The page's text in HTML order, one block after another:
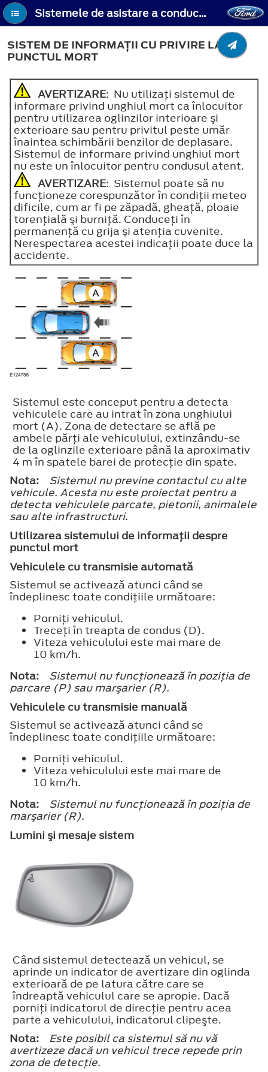
Sistemele de asistare a conducerii - Sistem de informaţii cu privire la punctul mort
SISTEM DE INFORMAŢII CU PRIVIRE LA
PUNCTUL MORT
AVERTIZARE: Nu utilizaţi sistemul de
informare privind unghiul mort ca înlocuitor
pentru utilizarea oglinzilor interioare şi
exterioare sau pentru privitul peste umăr
înaintea schimbării benzilor de deplasare.
Sistemul de informare privind unghiul mort
nu este un înlocuitor pentru condusul atent.
AVERTIZARE: Sistemul poate să nu
funcţioneze corespunzător în condiţii meteo
dificile, cum ar fi pe zăpadă, gheaţă, ploaie
torenţială şi burniţă. Conduceţi în
permanenţă cu grija şi atenţia cuvenite.
Nerespectarea acestei indicaţii poate duce la
accidente.
Sistemul este conceput pentru a detecta
vehiculele care au intrat în zona unghiului
mort (A). Zona de detectare se află pe
ambele părţi ale vehiculului, extinzându-se
de la oglinzile exterioare până la aproximativ
4 m în spatele barei de protecţie din spate.
Nota:
Sistemul nu previne contactul cu alte
vehicule. Acesta nu este proiectat pentru a
detecta vehiculele parcate, pietonii, animalele
sau alte infrastructuri.
Utilizarea sistemului de informaţii despre
punctul mort
Vehiculele cu transmisie automată
Sistemul se activează atunci când se
îndeplinesc toate condiţiile următoare:
Porniţi vehiculul.
Treceţi în treapta de condus (D).
Viteza vehiculului este mai mare de
10 km/h.
Nota:
Sistemul nu funcţionează în poziţia de
parcare (P) sau marşarier (R).
Vehiculele cu transmisie manuală
Sistemul se activează atunci când se
îndeplinesc toate condiţiile următoare:
Porniţi vehiculul.
Viteza vehiculului este mai mare de
10 km/h.
Nota:
Sistemul nu funcţionează în poziţia de
marşarier (R).
Lumini şi mesaje sistem
Când sistemul detectează un vehicul, se
aprinde un indicator de avertizare din oglinda
exterioară de pe latura către care se
îndreaptă vehiculul care se apropie. Dacă
porniţi indicatorul de direcţie pentru acea
parte a vehiculului, indicatorul clipeşte.
Nota:
Este posibil ca sistemul să nu vă
avertizeze dacă un vehicul trece repede prin
zona de detecţie.